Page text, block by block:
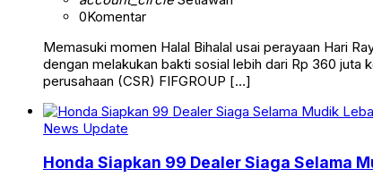
0Komentar
Memasuki momen Halal Bihalal usai perayaan Hari
dengan melakukan bakti sosial lebih dari Rp 360 juta
perusahaan (CSR) FIFGROUP […]
News Update
Honda Siapkan 99 Dealer Siaga Selama